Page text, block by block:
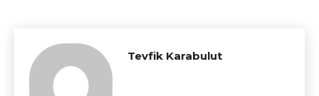
Tevfik Karabulut